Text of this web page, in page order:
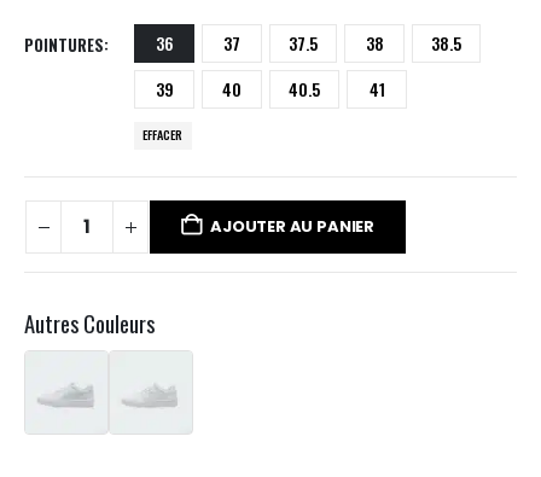
POINTURES 36 37 37.5 38
38.5
39
40 40.5 41
EFFACER
AJOUTER AU PANIER
Autres Couleurs